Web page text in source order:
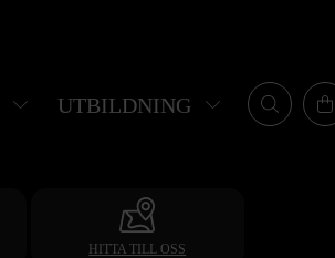
UTBILDNING
HITTA TILL OSS